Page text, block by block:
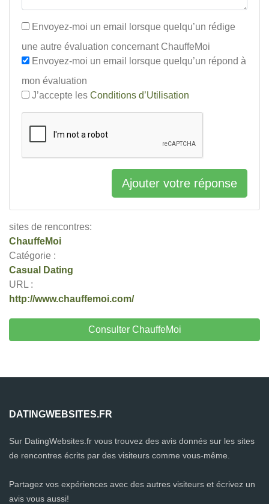
sites de rencontres:
ChauffeMoi
Catégorie :
Casual Dating
URL :
http://www.chauffemoi.com/
Consulter ChauffeMoi
Envoyez-moi un email lorsque quelqu’un rédige
une autre évaluation concernant ChauffeMoi
Envoyez-moi un email lorsque quelqu’un répond à
mon évaluation
J’accepte les Conditions d’Utilisation
Ajouter votre réponse
DATINGWEBSITES.FR
Sur DatingWebsites.fr vous trouvez des avis donnés sur les sites
de rencontres écrits par des visiteurs comme vous-même.
Partagez vos expériences avec des autres visiteurs et écrivez un
avis vous aussi!